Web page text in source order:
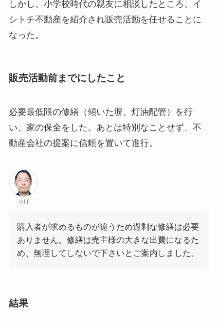
しかし、小学校時代の親友に相談したところ、イ
シトチ不動産を紹介され販売活動を任せることに
なった。
販売活動前までにしたこと
必要最低限の修繕（傾いた塀、灯油配管）を行
い、家の保全をした。あとは特別なことせず、不
動産会社の提案に信頼を置いて進行。
小川
購入者が求めるものが違うため過剰な修繕は必要
ありません。修繕は売主様の大きな出費になるた
め、無理してしないで下さいとご案内しました。
結果